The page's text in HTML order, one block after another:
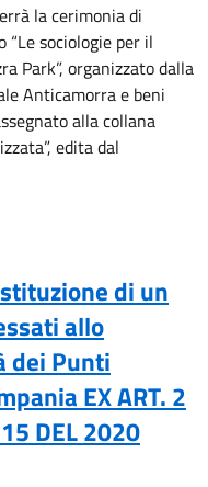
la cerimonia di
“Le sociologie per il
Park”, organizzato dalla
Anticamorra e beni
alla collana
edita dal
di un
allo
dei Punti
EX ART. 2
15 DEL 2020